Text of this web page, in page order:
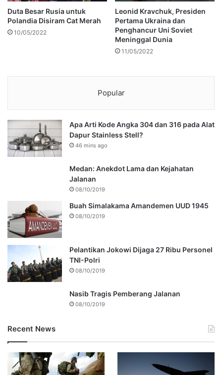
Duta Besar Rusia untuk
Polandia Disiram Cat Merah
10/05/2022
Leonid Kravchuk, Presiden
Pertama Ukraina dan
Penghancur Uni Soviet
Meninggal Dunia
11/05/2022
Popular
Apa Arti Kode Angka 304 dan 316 pada Alat
Dapur Stainless Stell?
46 mins ago
Medan: Anekdot Lama dan Kejahatan
Jalanan
08/10/2019
Buah Simalakama Amandemen UUD 1945
08/10/2019
Pelantikan Jokowi Dijaga 27 Ribu Personel
TNI-Polri
08/10/2019
Nasib Tragis Pemberang Jalanan
08/10/2019
Recent News